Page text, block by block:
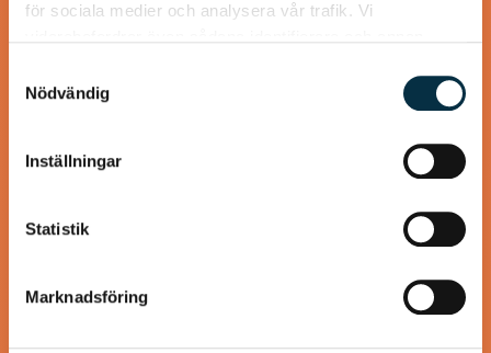
för sociala medier och analysera vår trafik. Vi
annons- och analysföretag som vi samarbetar med.
Dessa kan i sin tur kombinera informationen med annan
information som du har tillhandahållit eller som de har
samlat in när du har använt deras tjänster.
Nödvändig
Inställningar
Statistik
Marknadsföring
mango och mandelsmör